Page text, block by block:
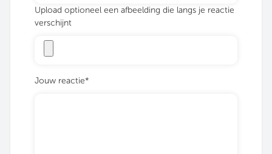
Upload optioneel een afbeelding die langs je reactie
verschijnt
Jouw reactie*